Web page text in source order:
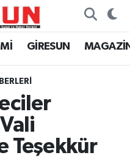
GİRESUN
Teşekkür
ve Fikstür